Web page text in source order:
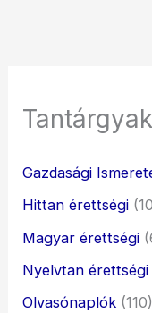
Tantárgyak
Gazdasági
Hittan érettségi
Magyar érettségi
Nyelvtan érettségi
Olvasónaplók (110)